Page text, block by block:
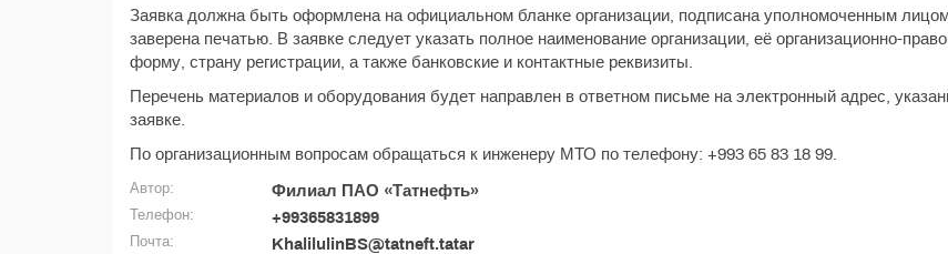
Заявка должна быть оформлена на официальном бланке организации, подписана уполномоченным
заверена печатью. В заявке следует указать полное наименование организации, её организационно-
форму, страну регистрации, а также банковские и контактные реквизиты.
Перечень материалов и оборудования будет направлен в ответном письме на электронный адрес,
заявке.
По организационным вопросам обращаться к инженеру МТО по телефону: +993 65 83 18 99.
Автор: Филиал ПАО «Татнефть»
Телефон: +99365831899
Почта: KhalilulinBS@tatneft.tatar